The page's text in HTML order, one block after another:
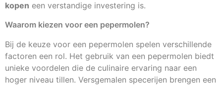
kopen een verstandige investering is.
Waarom kiezen voor een pepermolen?
Bij de keuze voor een pepermolen spelen verschillende
factoren een rol. Het gebruik van een pepermolen biedt
unieke voordelen die de culinaire ervaring naar een
hoger niveau tillen. Versgemalen specerijen brengen een